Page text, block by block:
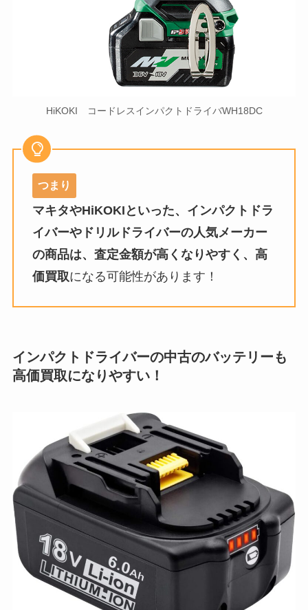
HiKOKI コードレスインパクトドライバWH18DC
つまり
マキタやHiKOKIといった、インパクトドラ
イバーやドリルドライバーの人気メーカー
の商品は、 査定金額が高くなりやすく、高
価買取になる可能性があります！
インパクトドライバーの中古のバッテリーも
高価買取になりやすい！